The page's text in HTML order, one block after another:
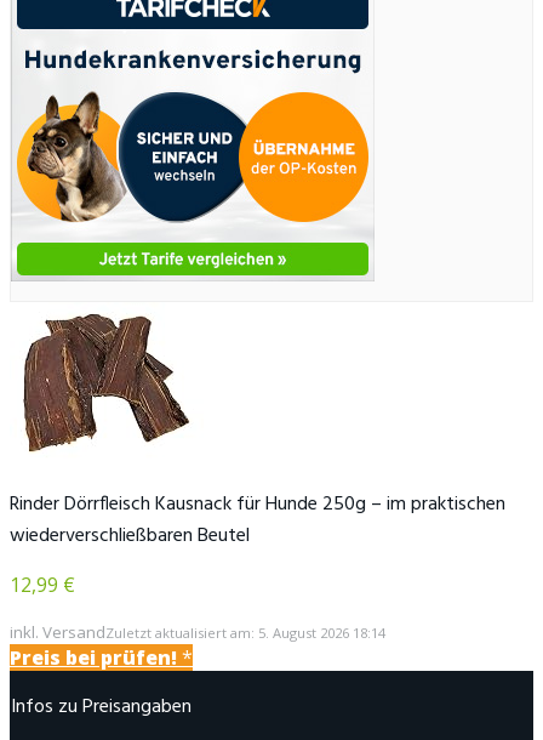
Rinder Dörrfleisch Kausnack für Hunde 250g – im praktischen
wiederverschließbaren Beutel
12,99 €
inkl. VersandZuletzt aktualisiert am: 5. August 2026 18:14
Preis bei prüfen!*
Infos zu Preisangaben